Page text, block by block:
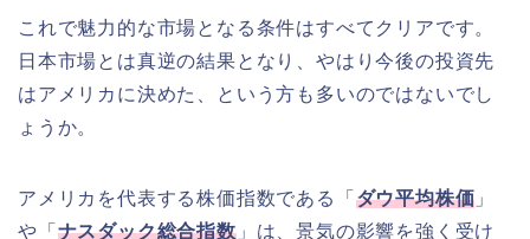
これで魅力的な市場となる条件はすべてクリアです。
日本市場とは真逆の結果となり、やはり今後の投資先
はアメリカに決めた、という方も多いのではないでし
ょうか。
アメリカを代表する株価指数である「 ダウ平均株価 」
や「 ナスダック総合指数」は、景気の影響を強く受け